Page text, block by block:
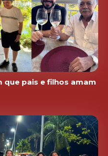
que pais e filhos amam